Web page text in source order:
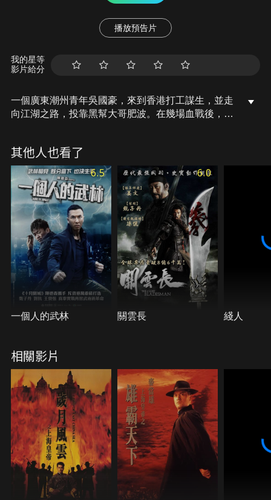
播放預告片
我的星等
影片給分
一個廣東潮州青年吳國豪，來到香港打工謀生，並走
向江湖之路，投靠黑幫大哥肥波。在幾場血戰後，吳
豪被毒梟江老大追殺，吳國豪雖倖免，但左腿傷殘無
法復原。為報此仇，吳國豪買通阿楣，誣陷肥波藏
毒…
其他人也看了
6.5
一個人的武林
6.0
關雲長 綫人
相關影片